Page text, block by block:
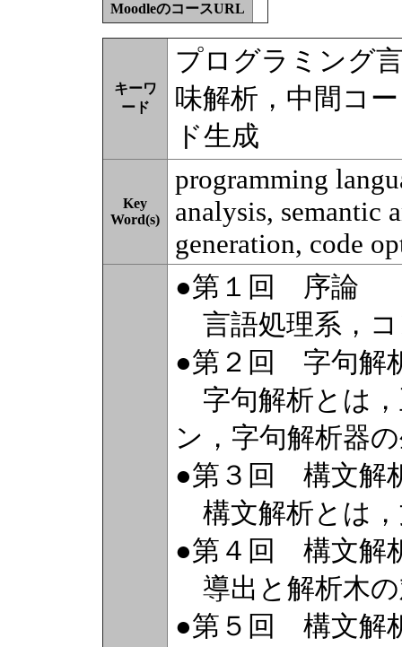
MoodleのコースURL
キーワ
ード
プログラミング
味解析，中間コ
ド生成
Key
Word(s)
programming
analysis, semantic
generation, code
●第１回 序論
言語処理系，
●第２回 字句解
字句解析とは
ン，字句解析器
●第３回 構文解
構文解析とは
●第４回 構文解
導出と解析木の
●第５回 構文解